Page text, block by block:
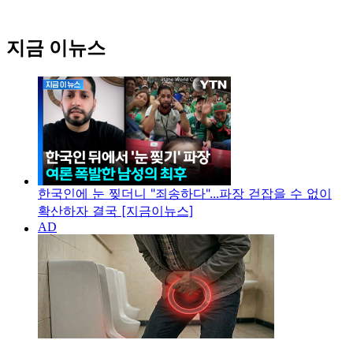
지금 이뉴스
한국인에 눈 찢더니 "죄송하다"...파장 걷잡을 수 없이
확산하자 결국 [지금이뉴스]